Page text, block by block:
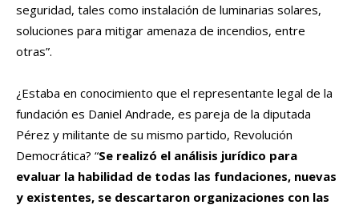
seguridad, tales como instalación de luminarias solares,
soluciones para mitigar amenaza de incendios, entre
otras”.
¿Estaba en conocimiento que el representante legal de la
fundación es Daniel Andrade, es pareja de la diputada
Pérez y militante de su mismo partido, Revolución
Democrática? “Se realizó el análisis jurídico para
evaluar la habilidad de todas las fundaciones, nuevas
y existentes, se descartaron organizaciones con las